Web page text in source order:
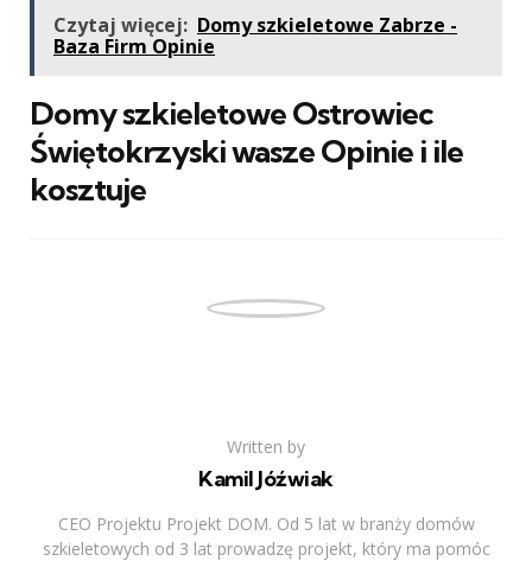
Czytaj więcej: Domy szkieletowe Zabrze -
Baza Firm Opinie
Domy szkieletowe Ostrowiec
Świętokrzyski wasze Opinie i ile
kosztuje
Written by
Kamil Jóźwiak
CEO Projektu Projekt DOM. Od 5 lat w branży domów
szkieletowych od 3 lat prowadzę projekt, który ma pomóc